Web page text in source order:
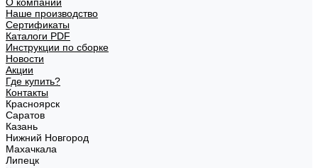
Наше производство
Сертификаты
Каталоги PDF
Инструкции по сборке
Новости
Акции
Где купить?
Контакты
Красноярск
Саратов
Казань
Нижний Новгород
Махачкала
Липецк